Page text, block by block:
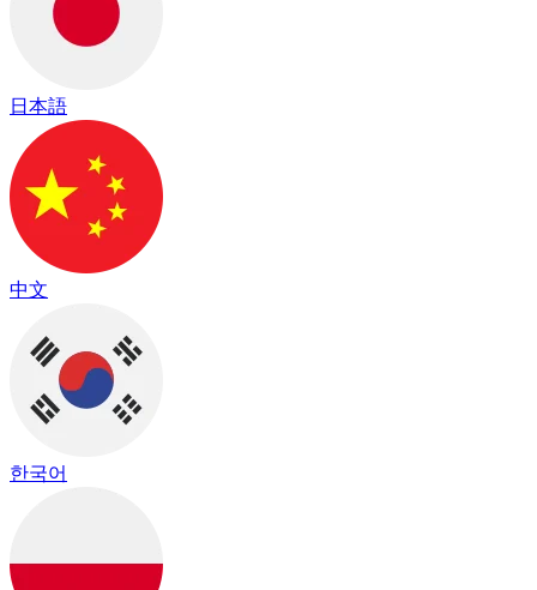
日本語
中文
한국어